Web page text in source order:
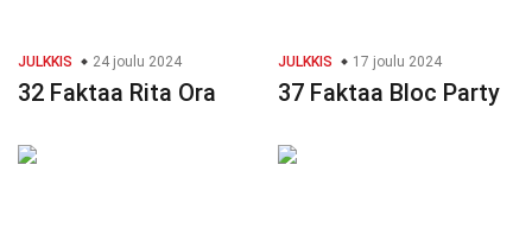
JULKKIS 24 joulu 2024
32 Faktaa Rita Ora
JULKKIS 17 joulu 2024
37 Faktaa Bloc Party